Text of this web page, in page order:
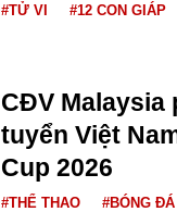
#TỬ VI #12 CON GIÁP
CĐV Malaysia
tuyển Việt
Cup 2026
#THỂ THAO #BÓNG ĐÁ